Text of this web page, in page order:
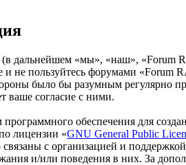
дальнейшем «мы», «наш», «Forum
и не пользуйтесь форумами
было бы разумным регулярно
ваше согласие с ними.
обеспечения для
лицензии «GNU General Public
с организацией и
и/или поведения в них. За